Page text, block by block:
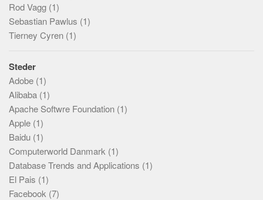
Rod Vagg (1)
Sebastian Pawlus (1)
Tierney Cyren (1)
Steder
Adobe (1)
Alibaba (1)
Apache Softwre Foundation (1)
Apple (1)
Baidu (1)
Computerworld Danmark (1)
Database Trends and Applications (1)
El Pais (1)
Facebook (7)